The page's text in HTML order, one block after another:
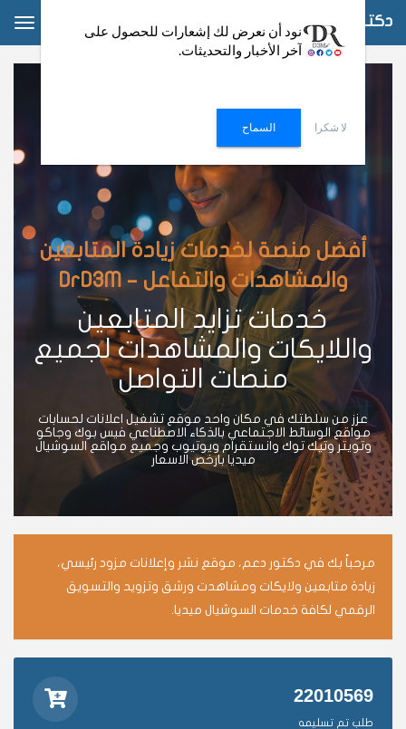
دكتور دعم
أفضل منصة لخدمات زيادة المتابعين
والمشاهدات والتفاعل – DrD3M
خدمات تزايد المتابعين
واللايكات والمشاهدات لجميع
منصات التواصل
عزز من سلطتك في مكان واحد موقع تشغيل اعلانات لحسابات
مواقع الوسائط الاجتماعي بالذكاء الاصطناعي فيس بوك وجاكو
وتويتر وتيك توك وانستقرام ويوتيوب وجميع مواقع السوشيال
ميديا بارخص الاسعار
مرحباً بك في دكتور دعم، موقع نشر وإعلانات مزود رئيسي،
زيادة متابعين ولايكات ومشاهدت ورشق وتزويد والتسويق
الرقمي لكافة خدمات السوشيال ميديا.
22010569
طلب تم تسليمه
نود أن نعرض لك إشعارات للحصول على
آخر الأخبار والتحديثات.
لا شكرا السماح